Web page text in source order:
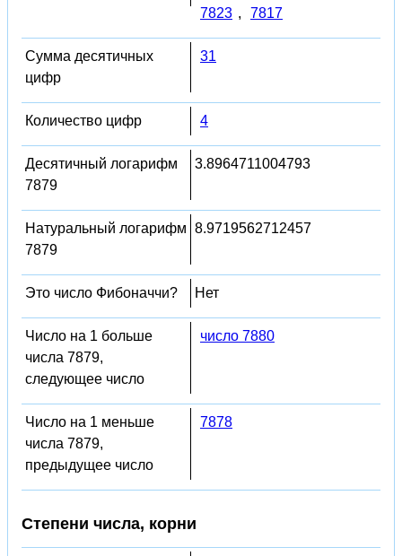
7823 , 7817
Сумма десятичных
цифр
31
Количество цифр 4
Десятичный логарифм
7879
3.8964711004793
Натуральный логарифм
7879
8.9719562712457
Это число Фибоначчи? Нет
Число на 1 больше
числа 7879,
следующее число
число 7880
Число на 1 меньше
числа 7879,
предыдущее число
7878
Степени числа, корни